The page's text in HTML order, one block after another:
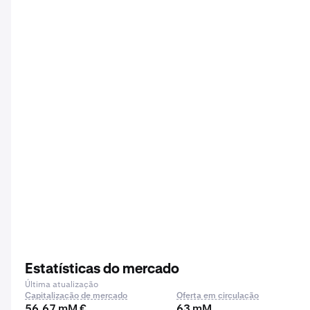
Estatísticas do mercado
Última atualização
Capitalização de mercado
Oferta em circulação